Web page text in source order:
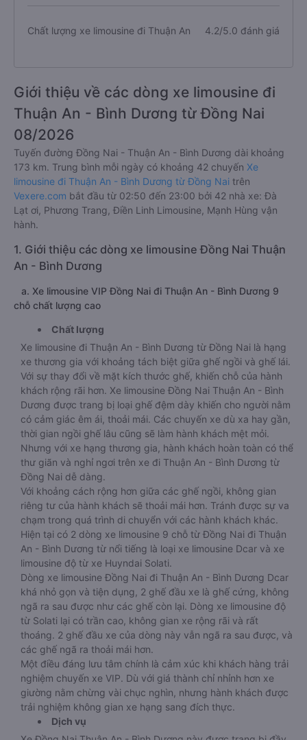
Chất lượng xe limousine đi Thuận An 4.2/5.0 đánh giá
Giới thiệu về các dòng xe limousine đi
Thuận An - Bình Dương từ Đồng Nai
08/2026
Tuyến đường Đồng Nai - Thuận An - Bình Dương dài khoảng
173 km. Trung bình mỗi ngày có khoảng 42 chuyến Xe
limousine đi Thuận An - Bình Dương từ Đồng Nai trên
Vexere.com bắt đầu từ 02:50 đến 23:00 bởi 42 nhà xe: Đà
Lạt ơi, Phương Trang, Điền Linh Limousine, Mạnh Hùng vận
hành.
1. Giới thiệu các dòng xe limousine Đồng Nai Thuận
An - Bình Dương
a. Xe limousine VIP Đồng Nai đi Thuận An - Bình Dương 9
chỗ chất lượng cao
Chất lượng
Xe limousine đi Thuận An - Bình Dương từ Đồng Nai là hạng
xe thương gia với khoảng tách biệt giữa ghế ngồi và ghế lái.
Với sự thay đổi về mặt kích thước ghế, khiến chỗ của hành
khách rộng rãi hơn. Xe limousine Đồng Nai Thuận An - Bình
Dương được trang bị loại ghế đệm dày khiến cho người nằm
có cảm giác êm ái, thoải mái. Các chuyến xe dù xa hay gần,
thời gian ngồi ghế lâu cũng sẽ làm hành khách mệt mỏi.
Nhưng với xe hạng thương gia, hành khách hoàn toàn có thể
thư giãn và nghỉ ngơi trên xe đi Thuận An - Bình Dương từ
Đồng Nai dễ dàng.
Với khoảng cách rộng hơn giữa các ghế ngồi, không gian
riêng tư của hành khách sẽ thoải mái hơn. Tránh được sự va
chạm trong quá trình di chuyển với các hành khách khác.
Hiện tại có 2 dòng xe limousine 9 chỗ từ Đồng Nai đi Thuận
An - Bình Dương từ nổi tiếng là loại xe limousine Dcar và xe
limousine độ từ xe Huyndai Solati.
Dòng xe limousine Đồng Nai đi Thuận An - Bình Dương Dcar
khá nhỏ gọn và tiện dụng, 2 ghế đầu xe là ghế cứng, không
ngã ra sau được như các ghế còn lại. Dòng xe limousine độ
từ Solati lại có trần cao, không gian xe rộng rãi và rất
thoáng. 2 ghế đầu xe của dòng này vẫn ngã ra sau được, và
các ghế ngã ra thoải mái hơn.
Một điều đáng lưu tâm chính là cảm xúc khi khách hàng trải
nghiệm chuyến xe VIP. Dù với giá thành chỉ nhỉnh hơn xe
giường nằm chừng vài chục nghìn, nhưng hành khách được
trải nghiệm không gian xe hạng sang đích thực.
Dịch vụ